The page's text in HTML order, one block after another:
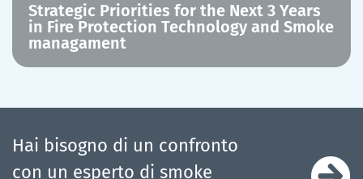
Strategic Priorities for the Next 3 Years
in Fire Protection Technology and Smoke
managament
Hai bisogno di un confronto
con un esperto di smoke